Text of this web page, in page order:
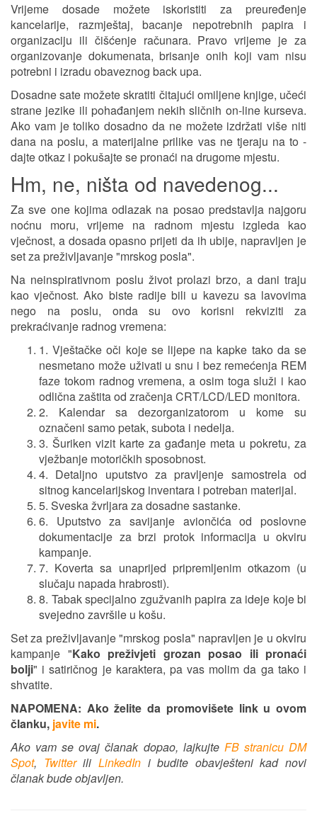
Vrijeme dosade možete iskoristiti za preuređenje
kancelarije, razmještaj, bacanje nepotrebnih papira i
organizaciju ili čišćenje računara. Pravo vrijeme je za
organizovanje dokumenata, brisanje onih koji vam nisu
potrebni i izradu obaveznog back upa.
Dosadne sate možete skratiti čitajući omiljene knjige, učeći
strane jezike ili pohađanjem nekih sličnih on-line kurseva.
Ako vam je toliko dosadno da ne možete izdržati više niti
dana na poslu, a materijalne prilike vas ne tjeraju na to -
dajte otkaz i pokušajte se pronaći na drugome mjestu.
Hm, ne, ništa od navedenog...
Za sve one kojima odlazak na posao predstavlja najgoru
noćnu moru, vrijeme na radnom mjestu izgleda kao
vječnost, a dosada opasno prijeti da ih ubije, napravljen je
set za preživljavanje "mrskog posla".
Na neinspirativnom poslu život prolazi brzo, a dani traju
kao vječnost. Ako biste radije bili u kavezu sa lavovima
nego na poslu, onda su ovo korisni rekviziti za
prekraćivanje radnog vremena:
1. Vještačke oči koje se lijepe na kapke tako da se
nesmetano može uživati u snu i bez remećenja REM
faze tokom radnog vremena, a osim toga služi i kao
odlična zaštita od zračenja CRT/LCD/LED monitora.
2. Kalendar sa dezorganizatorom u kome su
označeni samo petak, subota i nedelja.
3. Šuriken vizit karte za gađanje meta u pokretu, za
vježbanje motoričkih sposobnost.
4. Detaljno uputstvo za pravljenje samostrela od
sitnog kancelarijskog inventara i potreban materijal.
5. Sveska žvrljara za dosadne sastanke.
6. Uputstvo za savijanje aviončića od poslovne
dokumentacije za brzi protok informacija u okviru
kampanje.
7. Koverta sa unaprijed pripremljenim otkazom (u
slučaju napada hrabrosti).
8. Tabak specijalno zgužvanih papira za ideje koje bi
svejedno završile u košu.
Set za preživljavanje "mrskog posla" napravljen je u okviru
kampanje "Kako preživjeti grozan posao ili pronaći
bolji" i satiričnog je karaktera, pa vas molim da ga tako i
shvatite.
NAPOMENA: Ako želite da promovišete link u ovom
članku, javite mi.
Ako vam se ovaj članak dopao, lajkujte FB stranicu DM
Spot, Twitterili LinkedIni budite obavješteni kad novi
članak bude objavljen.